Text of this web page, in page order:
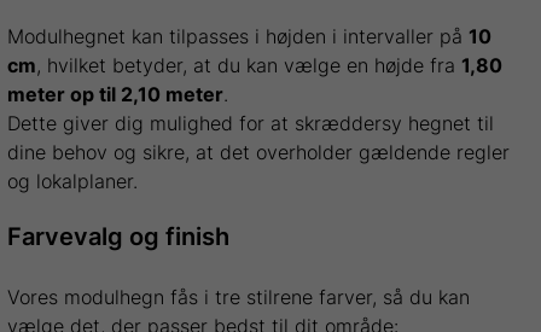
Modulhegnet kan tilpasses i højden i intervaller på 10
cm, hvilket betyder, at du kan vælge en højde fra 1,80
meter op til 2,10 meter.
Dette giver dig mulighed for at skræddersy hegnet til
dine behov og sikre, at det overholder gældende regler
og lokalplaner.
Farvevalg og finish
Vores modulhegn fås i tre stilrene farver, så du kan
vælge det, der passer bedst til dit område: